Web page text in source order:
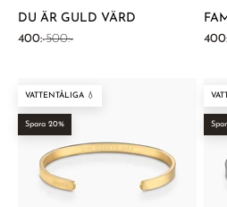
DU ÄR GULD VÄRD
REA-pris
400:-Pris
500:-
VATTENTÅLIGA 💧
Spara 20%